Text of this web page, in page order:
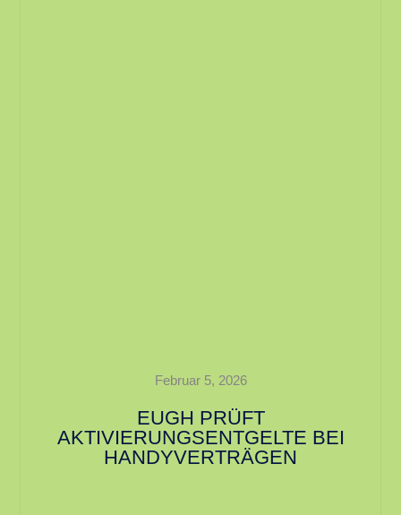
Februar 5, 2026
EUGH PRÜFT
AKTIVIERUNGSENTGELTE BEI
HANDYVERTRÄGEN